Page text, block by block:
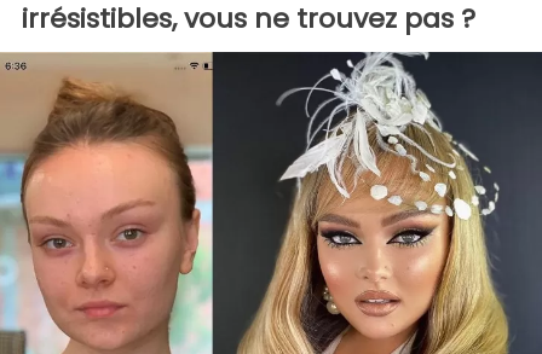
irrésistibles, vous ne trouvez pas ?